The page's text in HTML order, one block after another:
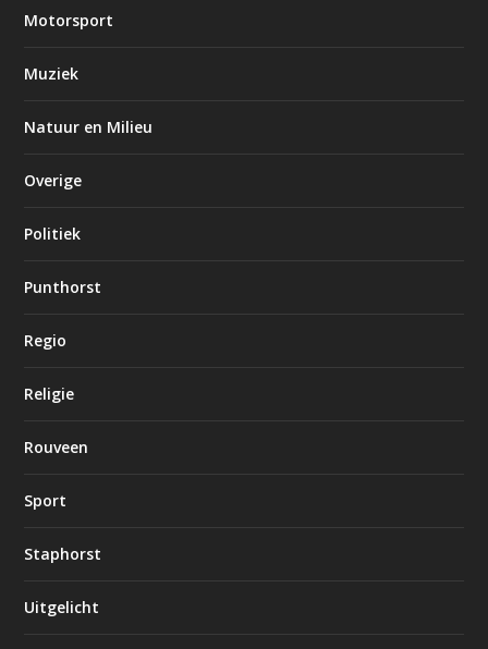
Motorsport
Muziek
Natuur en Milieu
Overige
Politiek
Punthorst
Regio
Religie
Rouveen
Sport
Staphorst
Uitgelicht